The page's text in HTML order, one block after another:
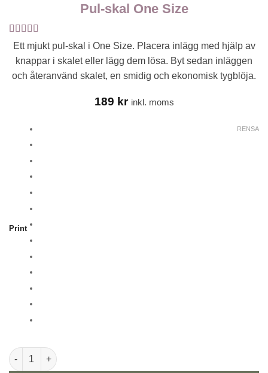
Pul-skal One Size
Betygsatt5
av 5 baserat
på
kundrecensioner
Ett mjukt pul-skal i One Size. Placera inlägg med hjälp av
knappar i skalet eller lägg dem lösa. Byt sedan inläggen
och återanvänd skalet, en smidig och ekonomisk tygblöja.
189 kr inkl. moms
Print
RENSA
Pul-skal One Size mängd